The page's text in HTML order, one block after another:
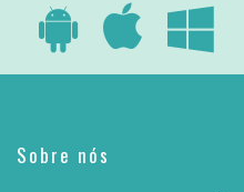
Sobre nós